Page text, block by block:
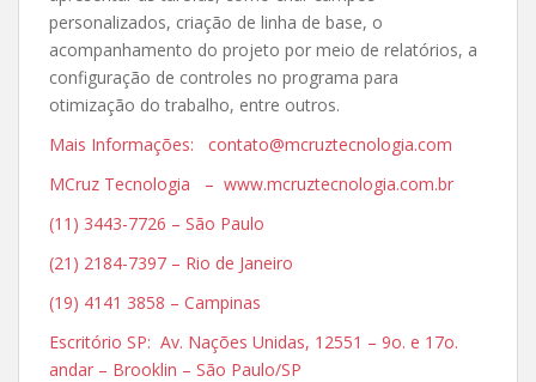
personalizados, criação de linha de base, o
acompanhamento do projeto por meio de relatórios, a
configuração de controles no programa para
otimização do trabalho, entre outros.
Mais Informações: contato@mcruztecnologia.com
MCruz Tecnologia – www.mcruztecnologia.com.br
(11) 3443-7726 – São Paulo
(21) 2184-7397 – Rio de Janeiro
(19) 4141 3858 – Campinas
Escritório SP: Av. Nações Unidas, 12551 – 9o. e 17o.
andar – Brooklin – São Paulo/SP